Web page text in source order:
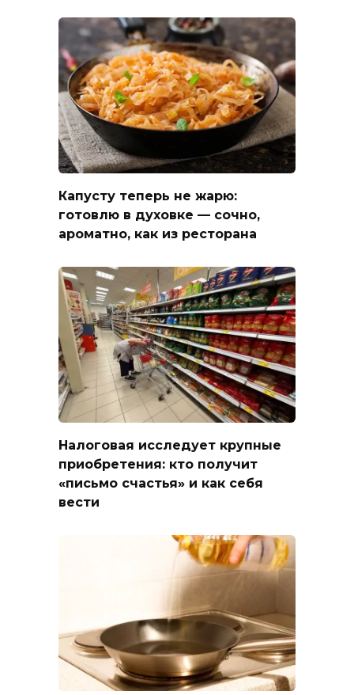
Капусту теперь не жарю:
готовлю в духовке — сочно,
ароматно, как из ресторана
Налоговая исследует крупные
приобретения: кто получит
«письмо счастья» и как себя
вести